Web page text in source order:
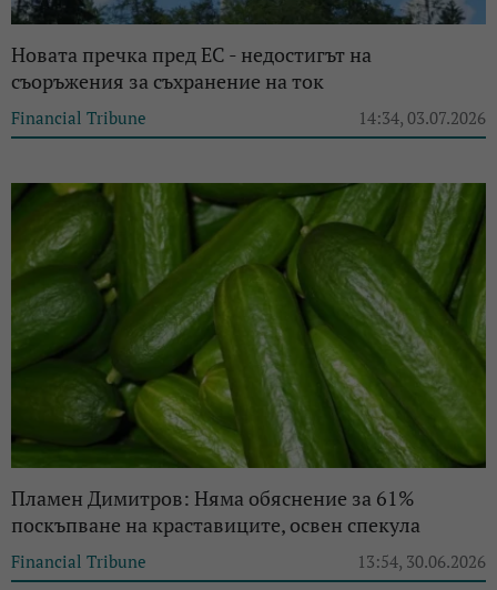
Новата пречка пред ЕС - недостигът на
съоръжения за съхранение на ток
Financial Tribune 14:34, 03.07.2026
Пламен Димитров: Няма обяснение за 61%
поскъпване на краставиците, освен спекула
Financial Tribune 13:54, 30.06.2026